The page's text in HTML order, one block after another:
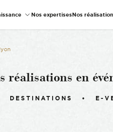
Nos expertisesNos
réalisations en
DESTINATIONS E-